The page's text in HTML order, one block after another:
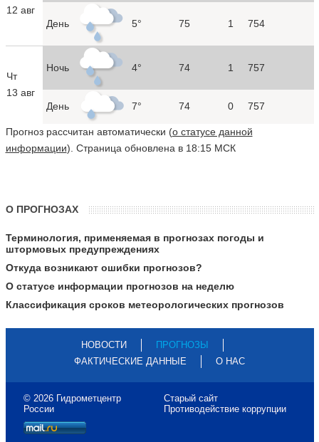
12 авг
День 5° 75 1 754
Чт
13 авг
Ночь 4° 74 1 757
День 7° 74 0 757
Прогноз рассчитан автоматически (о статусе данной
информации). Страница обновлена в 18:15 МСК
О ПРОГНОЗАХ
Терминология, применяемая в прогнозах погоды и
штормовых предупреждениях
Откуда возникают ошибки прогнозов?
О статусе информации прогнозов на неделю
Классификация сроков метеорологических прогнозов
НОВОСТИ
ПРОГНОЗЫ
ФАКТИЧЕСКИЕ ДАННЫЕ
О НАС
© 2026 Гидрометцентр
России
Старый сайт
Противодействие коррупции